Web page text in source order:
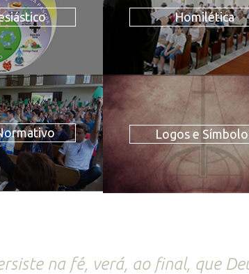
Homilética
Logos e
na fé, verá, ao final, que